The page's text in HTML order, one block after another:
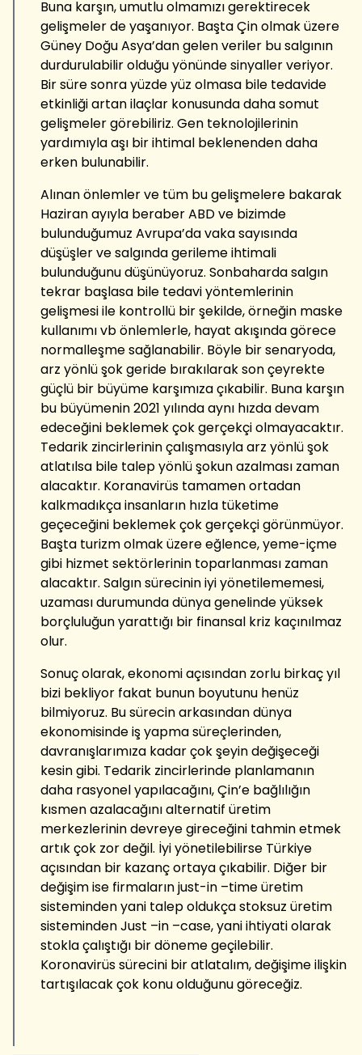
Buna karşın, umutlu olmamızı gerektirecek
gelişmeler de yaşanıyor. Başta Çin olmak üzere
Güney Doğu Asya’dan gelen veriler bu salgının
durdurulabilir olduğu yönünde sinyaller veriyor.
Bir süre sonra yüzde yüz olmasa bile tedavide
etkinliği artan ilaçlar konusunda daha somut
gelişmeler görebiliriz. Gen teknolojilerinin
yardımıyla aşı bir ihtimal beklenenden daha
erken bulunabilir.
Alınan önlemler ve tüm bu gelişmelere bakarak
Haziran ayıyla beraber ABD ve bizimde
bulunduğumuz Avrupa’da vaka sayısında
düşüşler ve salgında gerileme ihtimali
bulunduğunu düşünüyoruz. Sonbaharda salgın
tekrar başlasa bile tedavi yöntemlerinin
gelişmesi ile kontrollü bir şekilde, örneğin maske
kullanımı vb önlemlerle, hayat akışında görece
normalleşme sağlanabilir. Böyle bir senaryoda,
arz yönlü şok geride bırakılarak son çeyrekte
güçlü bir büyüme karşımıza çıkabilir. Buna karşın
bu büyümenin 2021 yılında aynı hızda devam
edeceğini beklemek çok gerçekçi olmayacaktır.
Tedarik zincirlerinin çalışmasıyla arz yönlü şok
atlatılsa bile talep yönlü şokun azalması zaman
alacaktır. Koranavirüs tamamen ortadan
kalkmadıkça insanların hızla tüketime
geçeceğini beklemek çok gerçekçi görünmüyor.
Başta turizm olmak üzere eğlence, yeme-içme
gibi hizmet sektörlerinin toparlanması zaman
alacaktır. Salgın sürecinin iyi yönetilememesi,
uzaması durumunda dünya genelinde yüksek
borçluluğun yarattığı bir finansal kriz kaçınılmaz
olur.
Sonuç olarak, ekonomi açısından zorlu birkaç yıl
bizi bekliyor fakat bunun boyutunu henüz
bilmiyoruz. Bu sürecin arkasından dünya
ekonomisinde iş yapma süreçlerinden,
davranışlarımıza kadar çok şeyin değişeceği
kesin gibi. Tedarik zincirlerinde planlamanın
daha rasyonel yapılacağını, Çin’e bağlılığın
kısmen azalacağını alternatif üretim
merkezlerinin devreye gireceğini tahmin etmek
artık çok zor değil. İyi yönetilebilirse Türkiye
açısından bir kazanç ortaya çıkabilir. Diğer bir
değişim ise firmaların just-in –time üretim
sisteminden yani talep oldukça stoksuz üretim
sisteminden Just –in –case, yani ihtiyati olarak
stokla çalıştığı bir döneme geçilebilir.
Koronavirüs sürecini bir atlatalım, değişime ilişkin
tartışılacak çok konu olduğunu göreceğiz.